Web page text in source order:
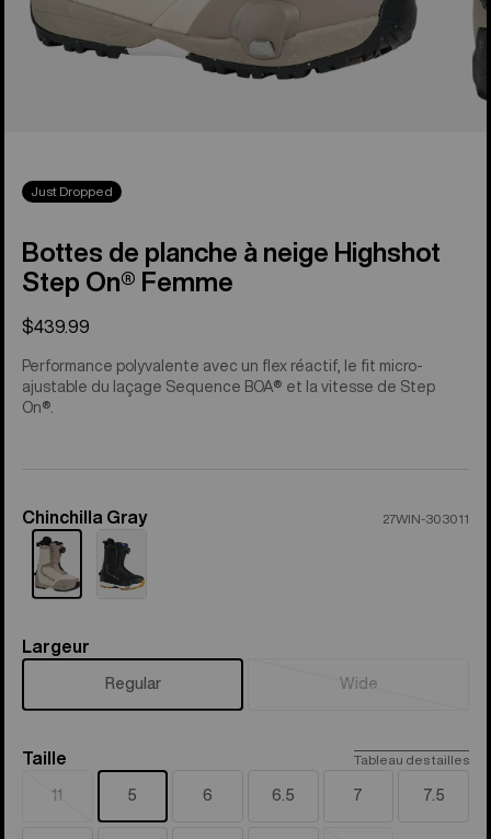
Just Dropped
Bottes de planche à neige Highshot
Step On® Femme
$439.99
Performance polyvalente avec un flex réactif, le fit micro-
ajustable du laçage Sequence BOA® et la vitesse de Step
On®.
Color
Chinchilla Gray 27WIN-303011
Largeur
Largeur
Regular Wide
Épuisé
Taille
Taille Tableau des tailles
11
Épuisé
5 6 6.5 7 7.5